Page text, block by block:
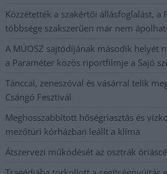
Közzétették a szakértői állásfoglalást, a
többsége szakszerűen már nem
A MÚOSZ sajtódíjának második helyét
a Paraméter közös riportfilmje a Sajó
Tánccal, zeneszóval és vásárral telik
Csángó Fesztivál
Meghosszabbított hőségriasztás és
mezőtúri kórházban leállt a klíma
Átszervezi működését az osztrák